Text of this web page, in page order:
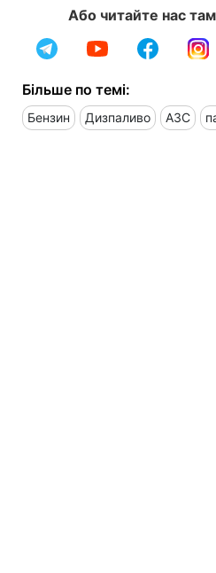
Або читайте нас
Більше по темі:
Бензин Дизпаливо АЗС